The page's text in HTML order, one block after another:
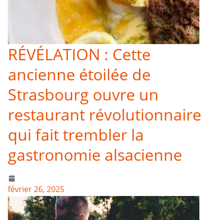
RÉVÉLATION : Cette
ancienne étoilée de
Strasbourg ouvre un
restaurant révolutionnaire
qui fait trembler la
gastronomie alsacienne
février 26, 2025